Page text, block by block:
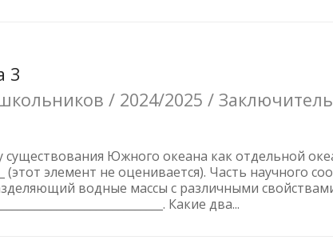
3
/ 2024/2025 /
Южного океана как отдельной
(этот элемент не оценивается). Часть научного
водные массы с различными
Какие два...